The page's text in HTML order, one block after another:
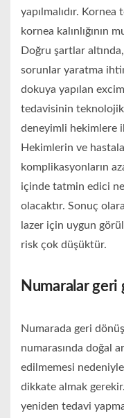
yapılmalıdır.
kornea kalınlığının
Doğru şartlar
sorunlar yaratma
dokuya yapılan
tedavisinin
deneyimli hekimlere
Hekimlerin ve
komplikasyonların
içinde tatmin edici
olacaktır. Sonuç
lazer için uygun
risk çok düşüktür.
Numaralar geri
Numarada geri
numarasında doğal
edilmemesi
dikkate almak
yeniden tedavi